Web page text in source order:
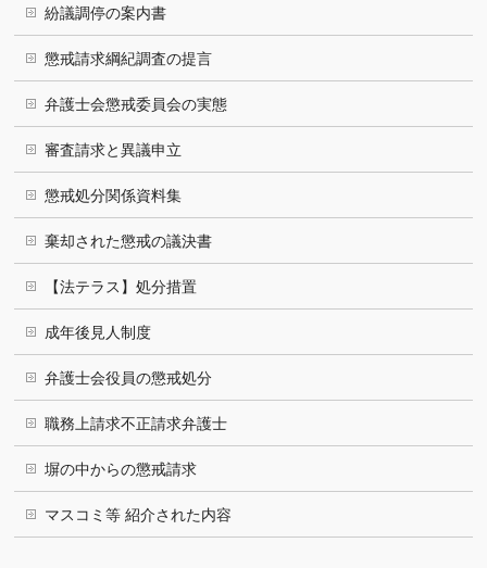
紛議調停の案内書
懲戒請求綱紀調査の提言
弁護士会懲戒委員会の実態
審査請求と異議申立
懲戒処分関係資料集
棄却された懲戒の議決書
【法テラス】処分措置
成年後見人制度
弁護士会役員の懲戒処分
職務上請求不正請求弁護士
塀の中からの懲戒請求
マスコミ等 紹介された内容